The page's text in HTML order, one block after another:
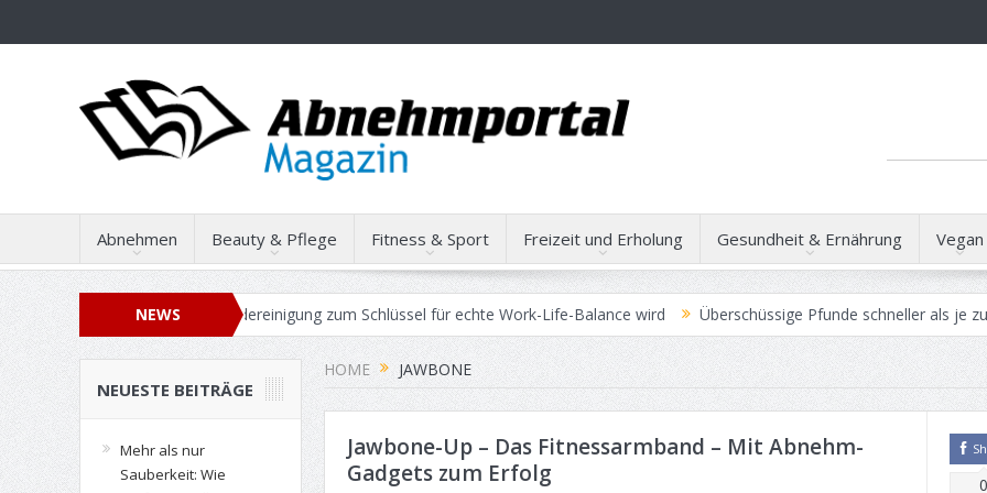
Abnehmen Beauty & Pflege Fitness & Sport Freizeit und Erholung Gesundheit & Ernährung Vegan
NEWS
professionelle Gebäudereinigung zum Schlüssel für echte Work-Life-Balance wird Überschüssige Pfunde schneller als je zuvor
Wie Sie den maximalen Verkaufspreis für Ihren Gebrauchtwagen erzielen
Operationsmethoden bei Bandscheibenvorfällen
HOME JAWBONE
Jawbone-Up – Das Fitnessarmband – Mit Abnehm-
Gadgets zum Erfolg
0
NEUESTE BEITRÄGE
Mehr als nur
Sauberkeit: Wie